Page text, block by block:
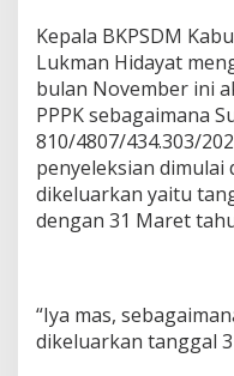
Kepala BKPSDM
Lukman Hidayat
bulan November ini
PPPK sebagaimana
810/4807/434.303/
penyeleksian dimulai
dikeluarkan yaitu
dengan 31 Maret
“Iya mas,
dikeluarkan tanggal